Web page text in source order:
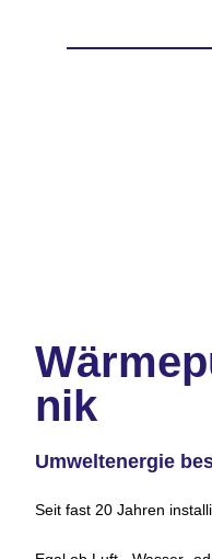
nik
Umweltenergie
Seit fast 20 Jahren